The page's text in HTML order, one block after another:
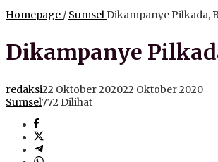
Homepage / SumselDikampanye Pilkada,
Dikampanye
redaksi22 Oktober 202022 Oktober 2020
Sumsel772 Dilihat